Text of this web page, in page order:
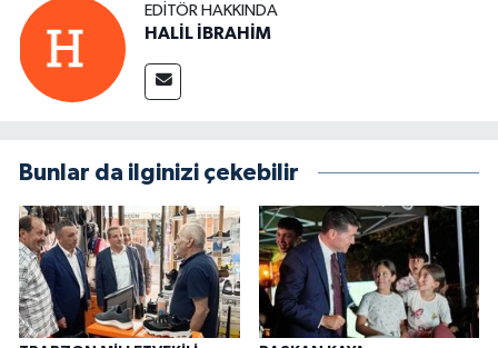
EDITÖR HAKKINDA
HALİL İBRAHİM
Bunlar da ilginizi çekebilir